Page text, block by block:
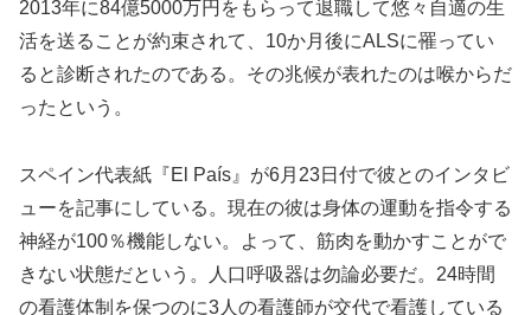
2013年に84億5000万円をもらって退職して悠々自適の生
活を送ることが約束されて、10か月後にALSに罹ってい
ると診断されたのである。その兆候が表れたのは喉からだ
ったという。
スペイン代表紙『El País』が6月23日付で彼とのインタビ
ューを記事にしている。現在の彼は身体の運動を指令する
神経が100％機能しない。よって、筋肉を動かすことがで
きない状態だという。人口呼吸器は勿論必要だ。24時間
の看護体制を保つのに3人の看護師が交代で看護している